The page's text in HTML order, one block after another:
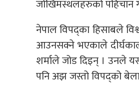
जोखिमस्थलहरुको पहिचान
नेपाल विपद्का हिसाबले
आउनसक्ने भएकाले
शर्माले जोड दिइन् । उनले
पनि अझ जस्तो विपद्को